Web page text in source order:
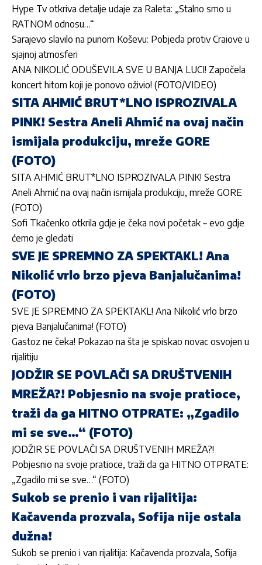
Hype Tv otkriva detalje udaje za Raleta: „Stalno smo u
RATNOM odnosu…“
Sarajevo slavilo na punom Koševu: Pobjeda protiv Craiove u
sjajnoj atmosferi
ANA NIKOLIĆ ODUŠEVILA SVE U BANJA LUCI! Započela
koncert hitom koji je ponovo oživio! (FOTO/VIDEO)
SITA AHMIĆ BRUT*LNO ISPROZIVALA
PINK! Sestra Aneli Ahmić na ovaj način
ismijala produkciju, mreže GORE
(FOTO)
SITA AHMIĆ BRUT*LNO ISPROZIVALA PINK! Sestra
Aneli Ahmić na ovaj način ismijala produkciju, mreže GORE
(FOTO)
Sofi Tkačenko otkrila gdje je čeka novi početak – evo gdje
ćemo je gledati
SVE JE SPREMNO ZA SPEKTAKL! Ana
Nikolić vrlo brzo pjeva Banjalučanima!
(FOTO)
SVE JE SPREMNO ZA SPEKTAKL! Ana Nikolić vrlo brzo
pjeva Banjalučanima! (FOTO)
Gastoz ne čeka! Pokazao na šta je spiskao novac osvojen u
rijalitiju
JODŽIR SE POVLAČI SA DRUŠTVENIH
MREŽA?! Pobjesnio na svoje pratioce,
traži da ga HITNO OTPRATE: „Zgadilo
mi se sve…“ (FOTO)
JODŽIR SE POVLAČI SA DRUŠTVENIH MREŽA?!
Pobjesnio na svoje pratioce, traži da ga HITNO OTPRATE:
„Zgadilo mi se sve…“ (FOTO)
Sukob se prenio i van rijalitija:
Kačavenda prozvala, Sofija nije ostala
dužna!
Sukob se prenio i van rijalitija: Kačavenda prozvala, Sofija